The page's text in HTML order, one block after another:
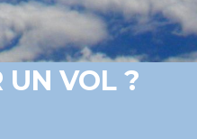
UN VOL ?